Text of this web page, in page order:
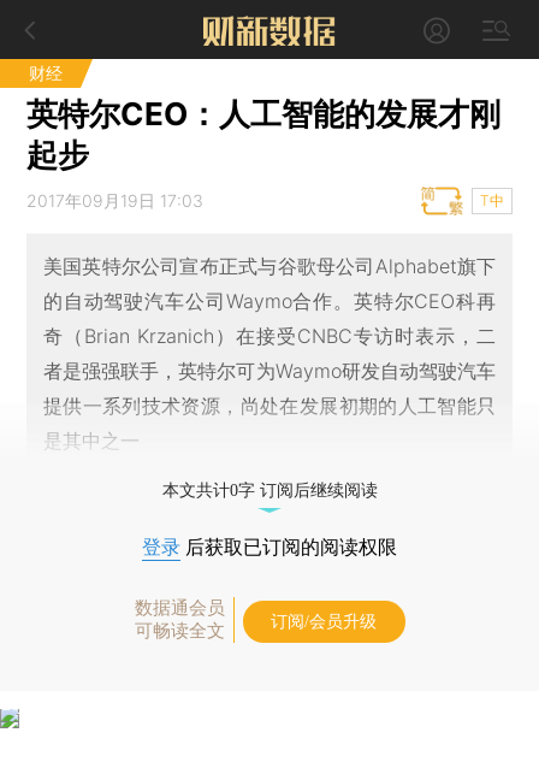
财经
英特尔CEO：人工智能的发展才刚
起步
2017年09月19日 17:03 T中
美国英特尔公司宣布正式与谷歌母公司Alphabet旗下
的自动驾驶汽车公司Waymo合作。英特尔CEO科再
奇（Brian Krzanich）在接受CNBC专访时表示，二
者是强强联手，英特尔可为Waymo研发自动驾驶汽车
提供一系列技术资源，尚处在发展初期的人工智能只
是其中之一
本文共计0字 订阅后继续阅读
登录 后获取已订阅的阅读权限
数据通会员
可畅读全文
订阅/会员升级